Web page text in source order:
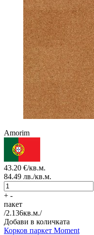
Amorim
43.20 €/кв.м.
84.49 лв./кв.м.
+ -
пакет
/2.136кв.м./
Добави в количката
Корков паркет Moment